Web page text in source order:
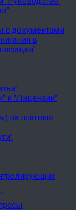
с документами
в
и "Лицензии"
на платные